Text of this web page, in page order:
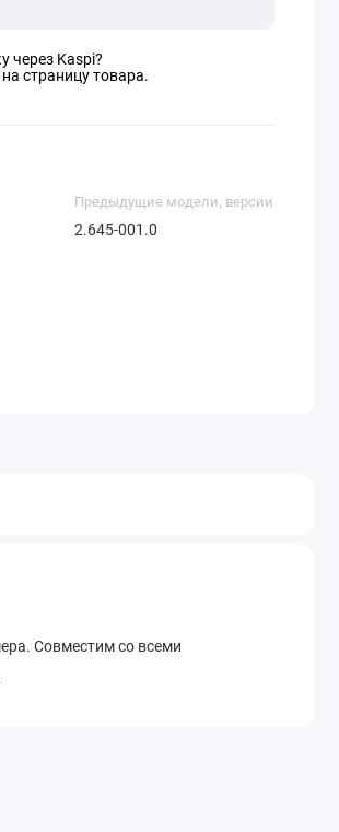
через Kaspi?
страницу товара.
Предыдущие модели, версии
2.645-001.0
Совместим со всеми